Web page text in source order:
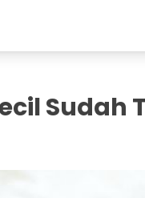
Sudah